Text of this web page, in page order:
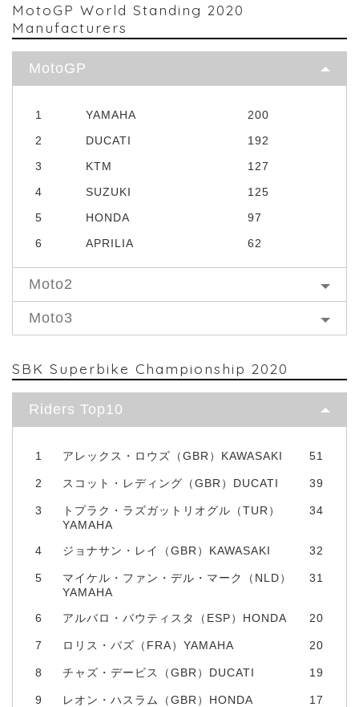
MotoGP World Standing 2020
Manufacturers
MotoGP
1 YAMAHA
200
2
DUCATI
192
3
KTM
127
4
SUZUKI
125
5
HONDA
97
6
APRILIA 62
Moto2
Moto3
SBK Superbike Championship 2020
Riders Top10
1 アレックス・ロウズ（GBR）KAWASAKI 51
2 スコット・レディング（GBR）DUCATI 39
3
トプラク・ラズガットリオグル（TUR）
YAMAHA
34
4 ジョナサン・レイ（GBR）KAWASAKI 32
5
マイケル・ファン・デル・マーク（NLD）
YAMAHA
31
6 アルバロ・バウティスタ（ESP）HONDA 20
7 ロリス・バズ（FRA）YAMAHA 20
8 チャズ・デービス（GBR）DUCATI 19
9 レオン・ハスラム（GBR）HONDA 17